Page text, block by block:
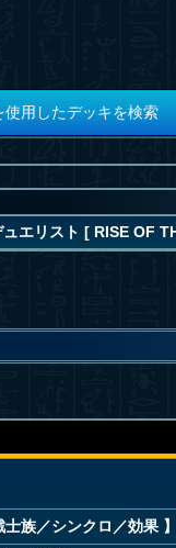
使用したデッキを検索
エリスト [ RISE OF
士族／シンクロ／効果 】